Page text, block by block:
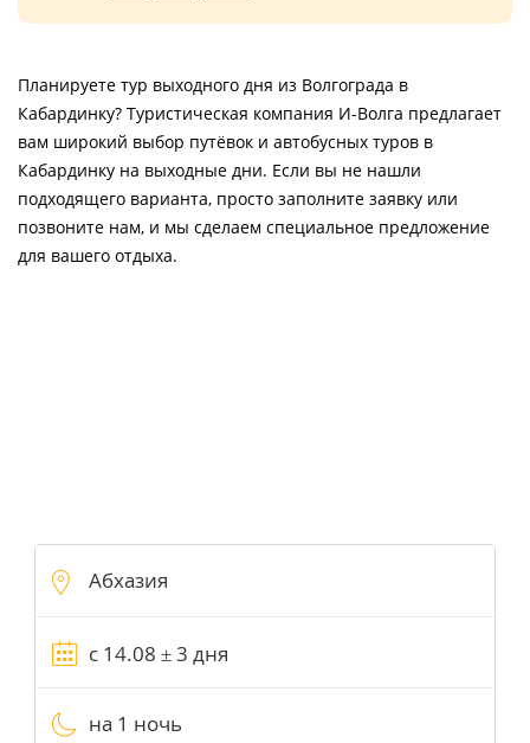
Планируете тур выходного дня из Волгограда в
Кабардинку? Туристическая компания И-Волга предлагает
вам широкий выбор путёвок и автобусных туров в
Кабардинку на выходные дни. Если вы не нашли
подходящего варианта, просто заполните заявку или
позвоните нам, и мы сделаем специальное предложение
для вашего отдыха.
на 1 ночь